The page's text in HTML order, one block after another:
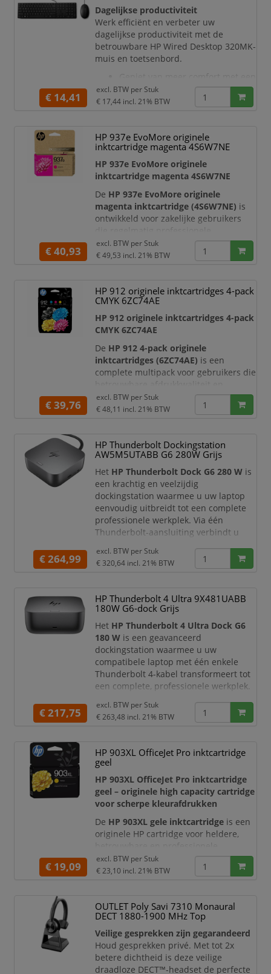
Dagelijkse productiviteit
Werk efficiënt en verbeter uw
dagelijkse productiviteit met de
betrouwbare HP Wired Desktop 320MK-
muis en toetsenbord.
Geniet van meer comfort met een
kleiner toetsenbord en vlakke,
stille toetsen. De bekende
pijltoetsen en een helling die 6°
versteld kan worden voor uw
polspositie. Blader met uw linker-
of rechterhand door documenten
€ 14,41
excl. BTW per Stuk
€ 17,44 incl. 21% BTW
HP 937e EvoMore originele
inktcartridge magenta 4S6W7NE
HP 937e EvoMore originele
inktcartridge magenta 4S6W7NE
De HP 937e EvoMore originele
magenta inktcartridge (4S6W7NE) is
ontwikkeld voor zakelijke gebruikers
die regelmatig professionele
kleurdocumenten printen. Deze
originele HP cartridge levert levendige
Met een afdrukcapaciteit tot circa1.650
pagina’sis deze cartridge zeer geschikt
voor kantoor, thuiswerkplek en hybride
€ 40,93
excl. BTW per Stuk
€ 49,53 incl. 21% BTW
HP 912 originele inktcartridges 4-pack
CMYK 6ZC74AE
HP 912 originele inktcartridges 4-pack
CMYK 6ZC74AE
De HP 912 4-pack originele
inktcartridges (6ZC74AE) is een
complete multipack voor gebruikers die
betrouwbare afdrukkwaliteit en
professionele kleurresultaten willen.
Deze set bevat vier originele HP
in één keer alle basiskleuren die nodig
zijn voor scherpe tekstdocumenten,
heldere grafieken en representatieve
kleurafd
€ 39,76
excl. BTW per Stuk
€ 48,11 incl. 21% BTW
HP Thunderbolt Dockingstation
AW5M5UTABB G6 280W Grijs
Het HP Thunderbolt Dock G6 280 W is
een krachtig en veelzijdig
dockingstation waarmee u uw laptop
eenvoudig uitbreidt tot een complete
professionele werkplek. Via één
Thunderbolt-aansluiting verbindt u
randapparatuur, bekabelde netwerken
en andere accessoires, terwijl uw
wordt opgeladen.
Met een krachtige280 watt voeding
dit dockingstation ontworpen voor
veeleisende zakelijke omg
€ 264,99
excl. BTW per Stuk
€ 320,64 incl. 21% BTW
HP Thunderbolt 4 Ultra 9X481UABB
180W G6-dock Grijs
Het HP Thunderbolt 4 Ultra Dock G6
180 W is een geavanceerd
dockingstation waarmee u uw
compatibele laptop met één enkele
Thunderbolt 4-kabel transformeert tot
een complete, professionele werkplek.
gegevensoverdracht, ondersteuning
voor meerdere beeldschermen,
één compacte oplossing.
Met een
dockingstation ideaal voor moderne HP
zakelijke laptops en an
€ 217,75
excl. BTW per Stuk
€ 263,48 incl. 21% BTW
HP 903XL OfficeJet Pro inktcartridge
geel
HP 903XL OfficeJet Pro inktcartridge
geel – originele high capacity cartridge
voor scherpe kleurafdrukken
De HP 903XL gele inktcartridge is een
originele HP cartridge voor heldere,
betrouwbare en professionele
kleurafdrukken. Deze gele cartridge is
ideaal voor het printen van
marketingmateriaal waarin
kleurkwaliteit belangrijk is.
Met een capaciteit van circa750
pagina’sen ee
€ 19,09
excl. BTW per Stuk
€ 23,10 incl. 21% BTW
OUTLET Poly Savi 7310 Monaural
DECT 1880-1900 MHz Top
Veilige gesprekken zijn gegarandeerd
Houd gesprekken privé. Met tot 2x
betere dichtheid is deze veilige
draadloze DECT™-headset de perfecte